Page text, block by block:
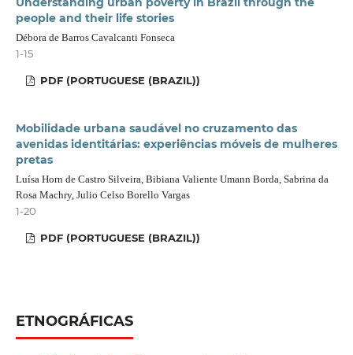
people and their life stories
Débora de Barros Cavalcanti Fonseca
1-15
PDF (PORTUGUESE (BRAZIL))
Mobilidade urbana saudável no cruzamento das
avenidas identitárias: experiências móveis de mulheres
pretas
Luísa Horn de Castro Silveira, Bibiana Valiente Umann Borda, Sabrina da
Rosa Machry, Julio Celso Borello Vargas
1-20
PDF (PORTUGUESE (BRAZIL))
ETNOGRÁFICAS